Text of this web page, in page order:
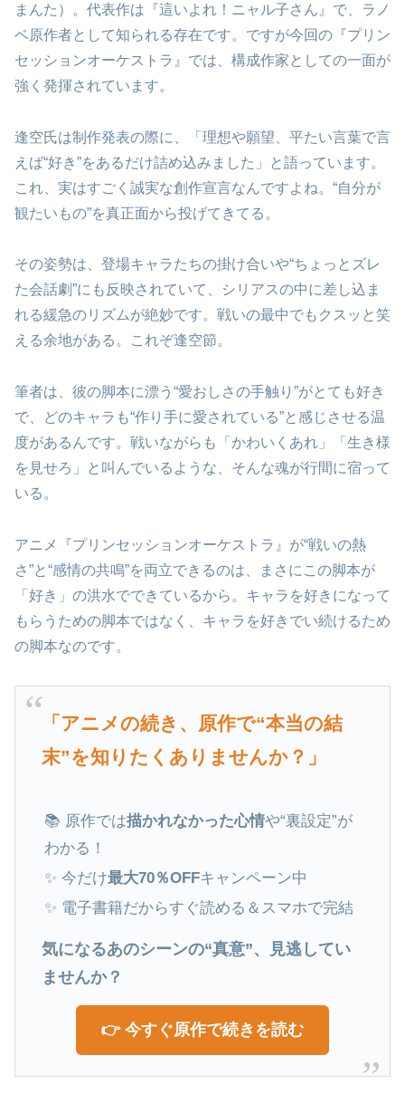
まんた）。代表作は『這いよれ！ニャル子さん』で、ラノ
ベ原作者として知られる存在です。ですが今回の『プリン
セッションオーケストラ』では、構成作家としての一面が
強く発揮されています。
逢空氏は制作発表の際に、「理想や願望、平たい言葉で言
えば“好き”をあるだけ詰め込みました」と語っています。
これ、実はすごく誠実な創作宣言なんですよね。“自分が
観たいもの”を真正面から投げてきてる。
その姿勢は、登場キャラたちの掛け合いや“ちょっとズレ
た会話劇”にも反映されていて、シリアスの中に差し込ま
れる緩急のリズムが絶妙です。戦いの最中でもクスッと笑
える余地がある。これぞ逢空節。
筆者は、彼の脚本に漂う“愛おしさの手触り”がとても好き
で、どのキャラも“作り手に愛されている”と感じさせる温
度があるんです。戦いながらも「かわいくあれ」「生き様
を見せろ」と叫んでいるような、そんな魂が行間に宿って
いる。
アニメ『プリンセッションオーケストラ』が“戦いの熱
さ”と“感情の共鳴”を両立できるのは、まさにこの脚本が
「好き」の洪水でできているから。キャラを好きになって
もらうための脚本ではなく、キャラを好きでい続けるため
の脚本なのです。
「アニメの続き、原作で“本当の結
末”を知りたくありませんか？」
📚 原作では描かれなかった心情や“裏設定”が
わかる！
✨ 今だけ最大70％OFFキャンペーン中
✨ 電子書籍だからすぐ読める＆スマホで完結
気になるあのシーンの“真意”、見逃してい
ませんか？
👉 今すぐ原作で続きを読む